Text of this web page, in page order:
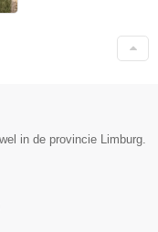
in de provincie Limburg.